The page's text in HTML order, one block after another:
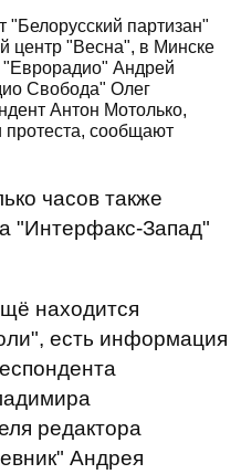
"Белорусский партизан"
центр "Весна", в Минске
Андрей
Свобода" Олег
Антон Мотолько,
сообщают
часов также
"Интерфакс-Запад"
находится
есть информация
редактора
Андрея